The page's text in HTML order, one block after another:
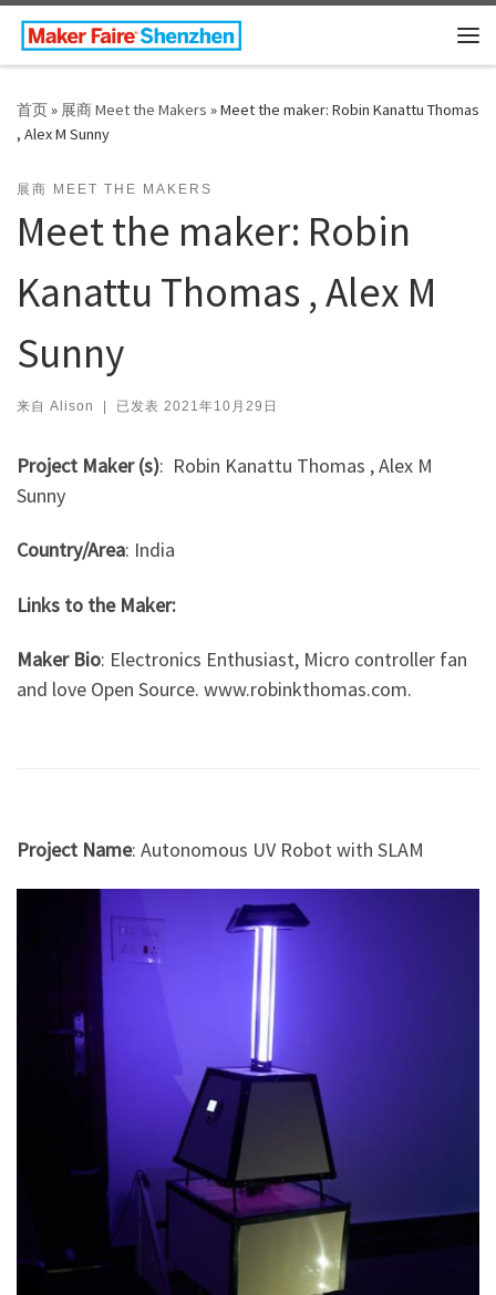
Skip to content
首页» 展商 Meet the Makers »Meet the maker: Robin Kanattu Thomas
, Alex M Sunny
展商 MEET THE MAKERS
Meet the maker: Robin
Kanattu Thomas , Alex M
Sunny
来自 Alison | 已发表 2021年10月29日
Project Maker (s): Robin Kanattu Thomas , Alex M
Sunny
Country/Area: India
Links to the Maker:
Maker Bio: Electronics Enthusiast, Micro controller fan
and love Open Source. www.robinkthomas.com.
Project Name: Autonomous UV Robot with SLAM